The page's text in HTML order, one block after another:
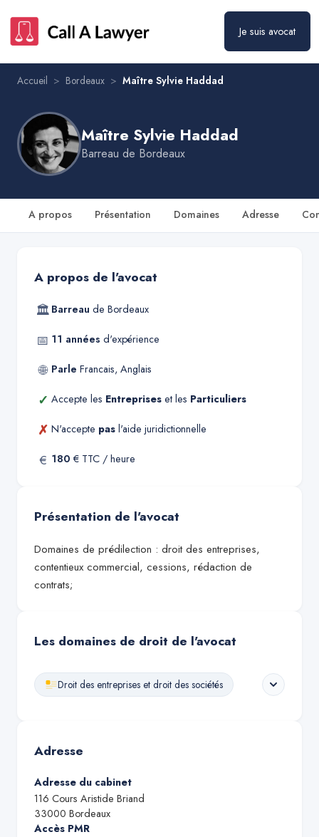
Je suis avocat
Accueil > Bordeaux > Maître Sylvie Haddad
Maître Sylvie Haddad
Barreau de Bordeaux
A propos Présentation Domaines Adresse
A propos de l'avocat
🏛 Barreau de Bordeaux
📅 11 années d'expérience
🌐 Parle Francais, Anglais
✓ Accepte les Entreprises et les Particuliers
✗ N'accepte pas l'aide juridictionnelle
€ 180 € TTC / heure
Présentation de l'avocat
Domaines de prédilection : droit des entreprises,
contentieux commercial, cessions, rédaction de
contrats;
Les domaines de droit de l'avocat
Droit des entreprises et droit des sociétés
Adresse
Adresse du cabinet
116 Cours Aristide Briand
33000 Bordeaux
Accès PMR